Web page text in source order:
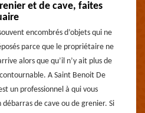
et de cave, faites
encombrés d’objets qui ne
parce que le propriétaire ne
alors que qu’il n’y ait plus de
A Saint Benoit De
un professionnel à qui vous
de cave ou de grenier. Si